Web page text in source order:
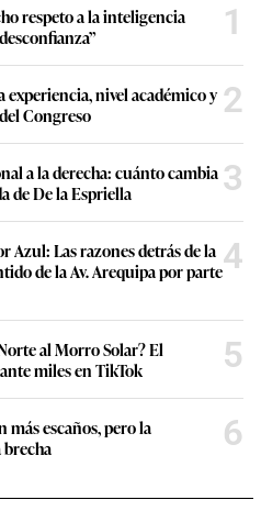
respeto a la inteligencia
1
experiencia, nivel académico y
Congreso
2
a la derecha: cuánto cambia
de De la Espriella
3
Las razones detrás de la
de la Av. Arequipa por parte4
al Morro Solar? El
miles en TikTok
5
escaños, pero la
6